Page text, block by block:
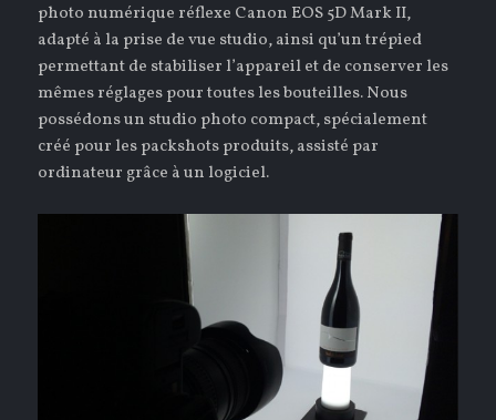
photo numérique réflexe Canon EOS 5D Mark II,
adapté à la prise de vue studio, ainsi qu’un trépied
permettant de stabiliser l’appareil et de conserver les
mêmes réglages pour toutes les bouteilles. Nous
possédons un studio photo compact, spécialement
créé pour les packshots produits, assisté par
ordinateur grâce à un logiciel.